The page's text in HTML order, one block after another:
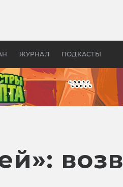
ЖУРНАЛ ПОДКАСТЫ
бы «Властелина колец»